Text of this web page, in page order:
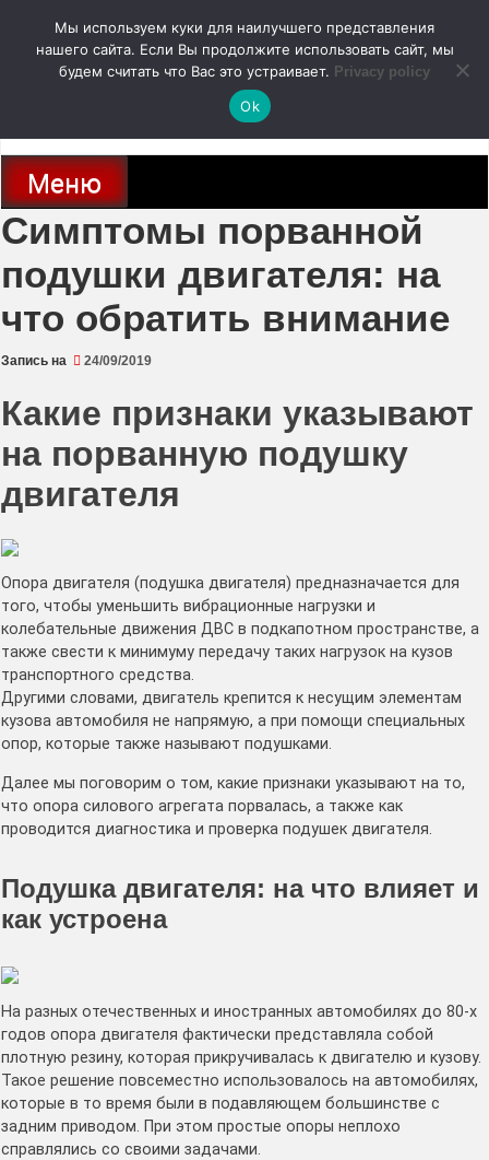
содержимому
autodoc24.ru
Новости про современные автомобили и не только, новинки зарубежного
и отечественного автопрома
Меню
Симптомы порванной
подушки двигателя: на
что обратить внимание
Запись на 24/09/2019
Какие признаки указывают
на порванную подушку
двигателя
Опора двигателя (подушка двигателя) предназначается для
того, чтобы уменьшить вибрационные нагрузки и
колебательные движения ДВС в подкапотном пространстве, а
также свести к минимуму передачу таких нагрузок на кузов
транспортного средства.
Другими словами, двигатель крепится к несущим элементам
кузова автомобиля не напрямую, а при помощи специальных
опор, которые также называют подушками.
Далее мы поговорим о том, какие признаки указывают на то,
что опора силового агрегата порвалась, а также как
проводится диагностика и проверка подушек двигателя.
Подушка двигателя: на что влияет и
как устроена
На разных отечественных и иностранных автомобилях до 80-х
годов опора двигателя фактически представляла собой
плотную резину, которая прикручивалась к двигателю и кузову.
Такое решение повсеместно использовалось на автомобилях,
которые в то время были в подавляющем большинстве с
задним приводом. При этом простые опоры неплохо
справлялись со своими задачами.
Мы используем куки для наилучшего представления
нашего сайта. Если Вы продолжите использовать сайт, мы
будем считать что Вас это устраивает. Privacy policy
Ok